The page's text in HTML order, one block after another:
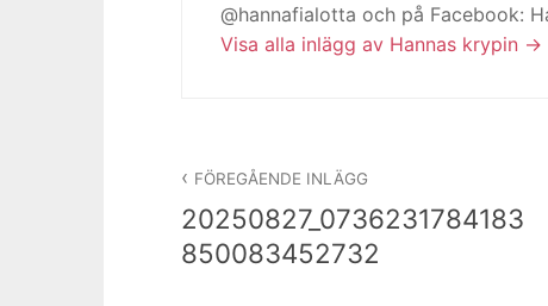
@hannafialotta och på Facebook:
Visa alla inlägg av Hannas krypin
FÖREGÅENDE INLÄGG
20250827_0736231784183
850083452732